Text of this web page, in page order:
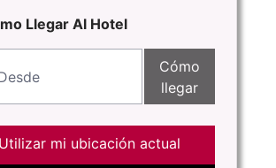
Llegar Al Hotel
Cómo
llegar
Utilizar mi ubicación actual